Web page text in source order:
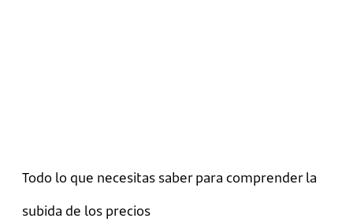
Todo lo que necesitas saber para comprender la
subida de los precios